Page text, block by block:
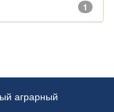
1
аграрный